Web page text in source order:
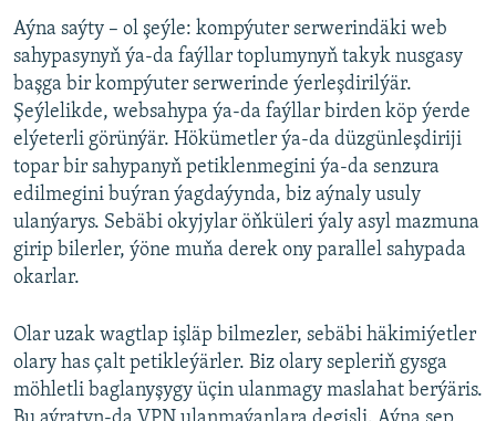
Aýna saýty – ol şeýle: kompýuter serwerindäki web
sahypasynyň ýa-da faýllar toplumynyň takyk nusgasy
başga bir kompýuter serwerinde ýerleşdirilýär.
Şeýlelikde, websahypa ýa-da faýllar birden köp ýerde
elýeterli görünýär. Hökümetler ýa-da düzgünleşdiriji
topar bir sahypanyň petiklenmegini ýa-da senzura
edilmegini buýran ýagdaýynda, biz aýnaly usuly
ulanýarys. Sebäbi okyjylar öňküleri ýaly asyl mazmuna
girip bilerler, ýöne muňa derek ony parallel sahypada
okarlar.
Olar uzak wagtlap işläp bilmezler, sebäbi häkimiýetler
olary has çalt petikleýärler. Biz olary sepleriň gysga
möhletli baglanyşygy üçin ulanmagy maslahat berýäris.